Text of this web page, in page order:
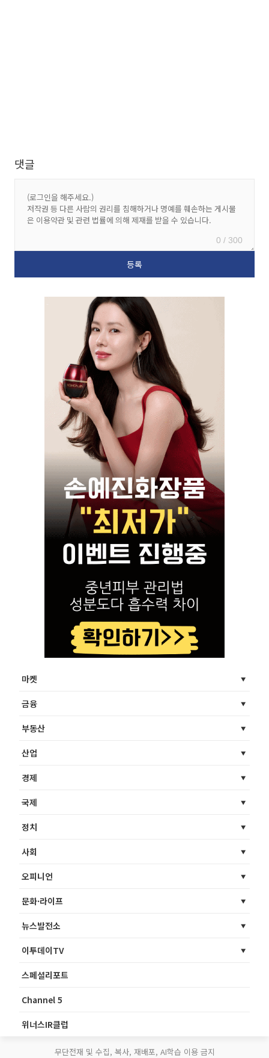
댓글
0 / 300
마켓
금융
부동산
산업
경제
국제
정치
사회
오피니언
문화·라이프
뉴스발전소
이투데이TV
스페셜리포트
Channel 5
위너스IR클럽
무단전재 및 수집, 복사, 재배포, AI학습 이용 금지